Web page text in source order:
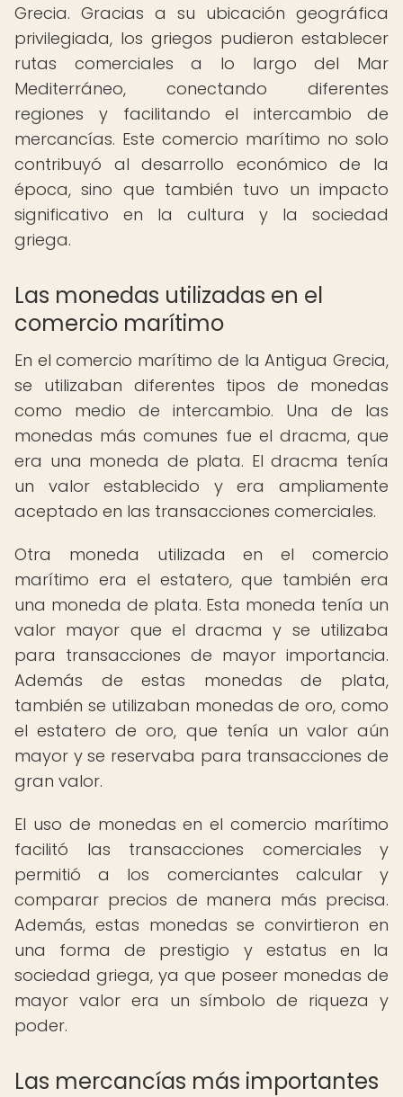
Grecia. Gracias a su ubicación geográfica
privilegiada, los griegos pudieron establecer
rutas comerciales a lo largo del Mar
Mediterráneo, conectando diferentes
regiones y facilitando el intercambio de
mercancías. Este comercio marítimo no solo
contribuyó al desarrollo económico de la
época, sino que también tuvo un impacto
significativo en la cultura y la sociedad
griega.
Las monedas utilizadas en el
comercio marítimo
En el comercio marítimo de la Antigua Grecia,
se utilizaban diferentes tipos de monedas
como medio de intercambio. Una de las
monedas más comunes fue el dracma, que
era una moneda de plata. El dracma tenía
un valor establecido y era ampliamente
aceptado en las transacciones comerciales.
Otra moneda utilizada en el comercio
marítimo era el estatero, que también era
una moneda de plata. Esta moneda tenía un
valor mayor que el dracma y se utilizaba
para transacciones de mayor importancia.
Además de estas monedas de plata,
también se utilizaban monedas de oro, como
el estatero de oro, que tenía un valor aún
mayor y se reservaba para transacciones de
gran valor.
El uso de monedas en el comercio marítimo
facilitó las transacciones comerciales y
permitió a los comerciantes calcular y
comparar precios de manera más precisa.
Además, estas monedas se convirtieron en
una forma de prestigio y estatus en la
sociedad griega, ya que poseer monedas de
mayor valor era un símbolo de riqueza y
poder.
Las mercancías más importantes